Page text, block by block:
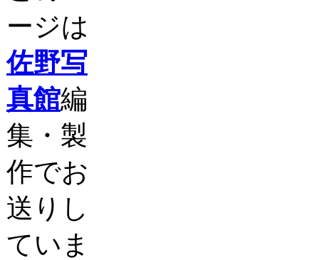
ージは
佐野写
真館編
集・製
作でお
送りし
ていま